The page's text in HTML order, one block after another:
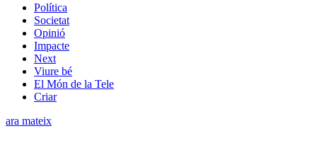
Política
Societat
Opinió
Impacte
Next
Viure bé
El Món de la Tele
Criar
ara mateix